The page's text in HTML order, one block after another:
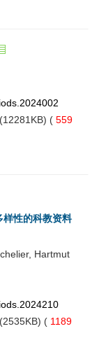
(12281KB) ( 559
性的科教资料
Hartmut
(2535KB) ( 1189